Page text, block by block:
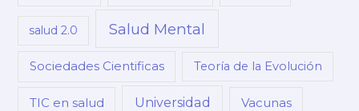
salud 2.0 Salud Mental
Sociedades Cientificas Teoría de la Evolución
TIC en salud Universidad Vacunas